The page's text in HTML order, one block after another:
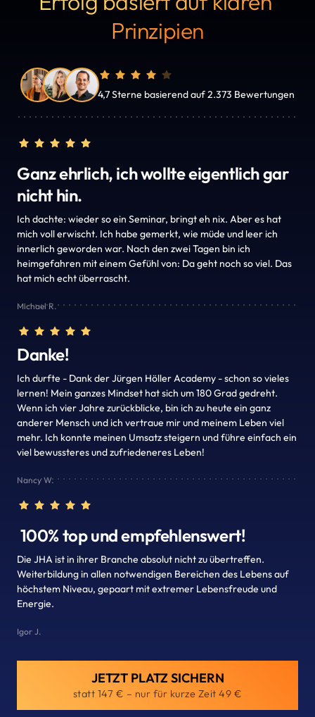
Prinzipien
4,7 Sterne basierend auf 2.373 Bewertungen
Ganz ehrlich, ich wollte eigentlich gar
nicht hin.
Ich dachte: wieder so ein Seminar, bringt eh nix. Aber es hat
mich voll erwischt. Ich habe gemerkt, wie müde und leer ich
innerlich geworden war. Nach den zwei Tagen bin ich
heimgefahren mit einem Gefühl von: Da geht noch so viel. Das
hat mich echt überrascht.
Michael R.
Danke!
Ich durfte - Dank der Jürgen Höller Academy - schon so vieles
lernen! Mein ganzes Mindset hat sich um 180 Grad gedreht.
Wenn ich vier Jahre zurückblicke, bin ich zu heute ein ganz
anderer Mensch und ich vertraue mir und meinem Leben viel
mehr. Ich konnte meinen Umsatz steigern und führe einfach ein
viel bewussteres und zufriedeneres Leben!
Nancy W.
100% top und empfehlenswert!
Die JHA ist in ihrer Branche absolut nicht zu übertreffen.
Weiterbildung in allen notwendigen Bereichen des Lebens auf
höchstem Niveau, gepaart mit extremer Lebensfreude und
Energie.
Igor J.
JETZT PLATZ SICHERN
statt 147 € – nur für kurze Zeit 49 €